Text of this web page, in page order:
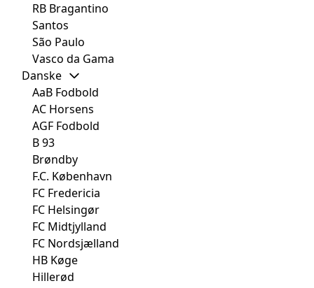
RB Bragantino
Santos
São Paulo
Vasco da Gama
Danske
AaB Fodbold
AC Horsens
AGF Fodbold
B 93
Brøndby
F.C. København
FC Fredericia
FC Helsingør
FC Midtjylland
FC Nordsjælland
HB Køge
Hillerød